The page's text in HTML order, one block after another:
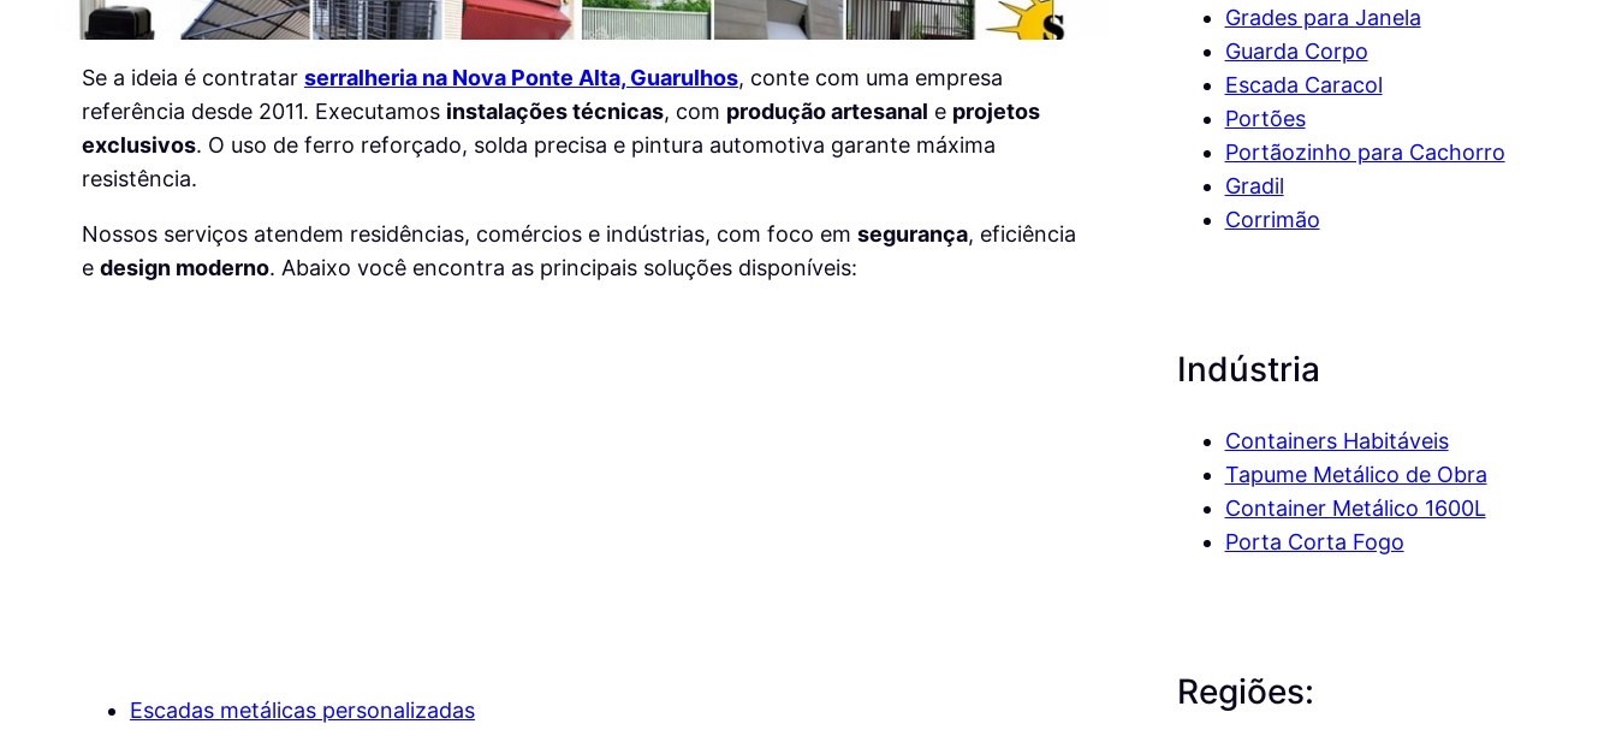
Se a ideia é contratar serralheria na Nova Ponte Alta, Guarulhos, conte com uma empresa
referência desde 2011. Executamos instalações técnicas, com produção artesanal e projetos
exclusivos. O uso de ferro reforçado, solda precisa e pintura automotiva garante máxima
resistência.
Nossos serviços atendem residências, comércios e indústrias, com foco em segurança, eficiência
e design moderno. Abaixo você encontra as principais soluções disponíveis:
Escadas metálicas personalizadas
Grades para Janela
Guarda Corpo
Escada Caracol
Portões
Portãozinho para Cachorro
Gradil
Corrimão
Indústria
Containers Habitáveis
Tapume Metálico de Obra
Container Metálico 1600L
Porta Corta Fogo
Regiões: